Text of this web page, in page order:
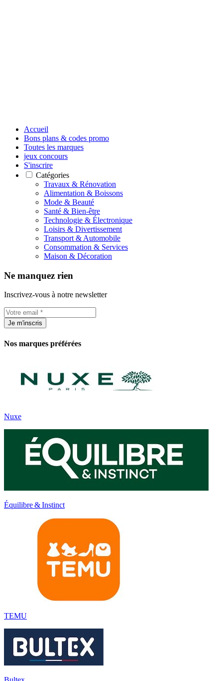
Accueil
Bons plans & codes promo
Toutes les marques
jeux concours
S'inscrire
Catégories
Travaux & Rénovation
Alimentation & Boissons
Mode & Beauté
Santé & Bien-être
Technologie & Électronique
Loisirs & Divertissement
Transport & Automobile
Consommation & Services
Maison & Décoration
Ne manquez rien
Inscrivez-vous à notre newsletter
Je m'inscris
Nos marques préférées
Nuxe
Équilibre & Instinct
TEMU